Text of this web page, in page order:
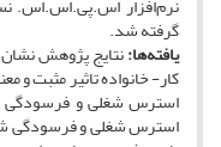
گرفته شد.
یافته‌ها:
کار- خانواده تاثیر مثبت و
استرس شغلی و فرسودگی
استرس شغلی و فرسودگی